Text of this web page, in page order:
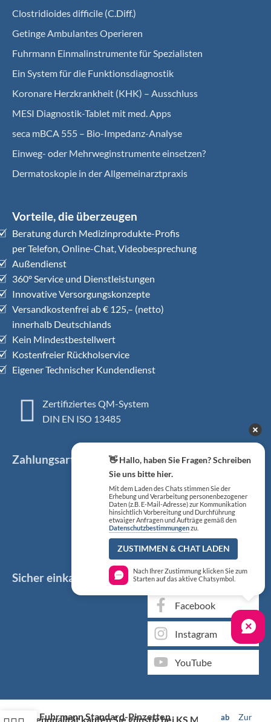
Clostridioides difficile (C.Diff.)
Getinge Ambulantes Operieren
Fuhrmann Einmalinstrumente für Spezialisten
Ein System für die Funktionsdiagnostik
Koro­nare Herz­krank­heit (KHK) – Ausschluss
MESI Diagnostik-Tablet mit med. Apps
seca mBCA 555 – Bio-Impedanz-Analyse
Einweg- oder Mehrweginstrumente einsetzen?
Dermatoskopie in der Allgemeinarztpraxis
Vorteile, die überzeugen
Beratung durch Medizinprodukte-Profis
per Telefon, Online-Chat, Videobesprechung
Außendienst
360° Service und Dienstleistungen
Innovative Versorgungskonzepte
Versandkostenfrei ab € 125,– (netto)
innerhalb Deutschlands
Kein Mindestbestellwert
Kostenfreier Rückholservice
Eigener Technischer Kundendienst
Zertifiziertes QM-System
DIN EN ISO 13485
Zahlungsarten
Sicher einkaufen Social Media
Facebook
Instagram
YouTube
Markenqualität kaufen Sie günstig bei KS Medizintechnik
Fuhrmann Standard-Pinzetten
ab
Zur
👋 Hallo, haben Sie Fragen? Schreiben
Sie uns bitte hier.
Mit dem Laden des Chats stimmen Sie der
Erhebung und Verarbeitung personenbezogener
Daten (z.B. E-Mail-Adresse) zur Kommunikation
hinsichtlich Vorbereitung und Durchführung
etwaiger Anfragen und Aufträge gemäß den
Datenschutzbestimmungenzu.
ZUSTIMMEN & CHAT LADEN
Nach Ihrer Zustimmung klicken Sie zum
Starten auf das aktive Chatsymbol.